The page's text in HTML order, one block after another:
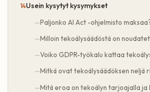
Usein kysytyt kysymykset
Paljonko AI Act -ohjelmisto
Milloin tekoälysäädöstä on
Voiko GDPR-työkalu kattaa
Mitkä ovat tekoälysäädöksen neljä
Mitä eroa on tekoälyn tarjoajalla ja